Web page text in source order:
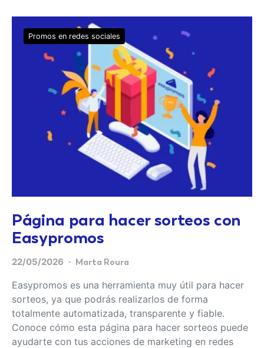
Promos en redes sociales
Página para hacer sorteos con
Easypromos
22/05/2026 Marta Roura
Easypromos es una herramienta muy útil para hacer
sorteos, ya que podrás realizarlos de forma
totalmente automatizada, transparente y fiable.
Conoce cómo esta página para hacer sorteos puede
ayudarte con tus acciones de marketing en redes